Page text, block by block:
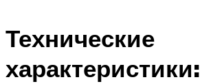
Технические
характеристики: